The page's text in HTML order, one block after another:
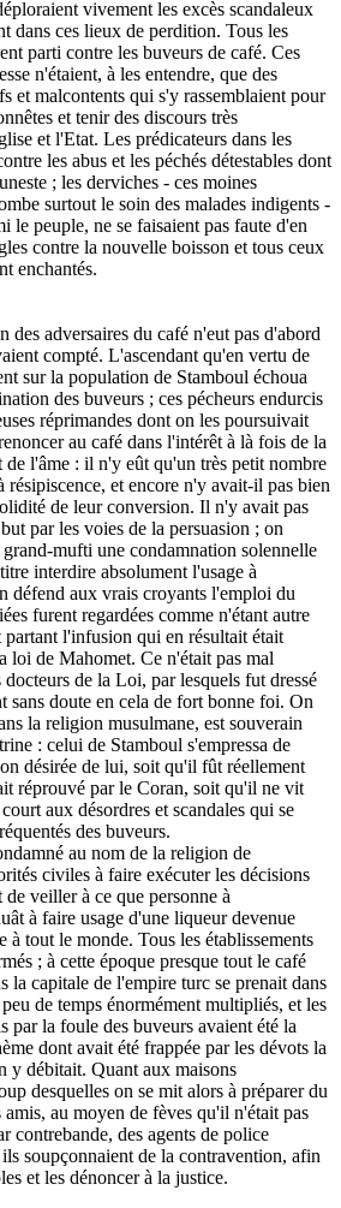
vivement les excès scandaleux
dans ces lieux de perdition. Tous les
parti contre les buveurs de café. Ces
n'étaient, à les entendre, que des
et malcontents qui s'y rassemblaient pour
et tenir des discours très
et l'Etat. Les prédicateurs dans les
les abus et les péchés détestables dont
; les derviches - ces moines
surtout le soin des malades indigents -
le peuple, ne se faisaient pas faute d'en
contre la nouvelle boisson et tous ceux
enchantés.
des adversaires du café n'eut pas d'abord
compté. L'ascendant qu'en vertu de
sur la population de Stamboul échoua
des buveurs ; ces pécheurs endurcis
réprimandes dont on les poursuivait
au café dans l'intérêt à là fois de la
de l'âme : il n'y eût qu'un très petit nombre
résipiscence, et encore n'y avait-il pas bien
de leur conversion. Il n'y avait pas
par les voies de la persuasion ; on
mufti une condamnation solennelle
interdire absolument l'usage à
défend aux vrais croyants l'emploi du
furent regardées comme n'étant autre
partant l'infusion qui en résultait était
loi de Mahomet. Ce n'était pas mal
de la Loi, par lesquels fut dressé
sans doute en cela de fort bonne foi. On
la religion musulmane, est souverain
: celui de Stamboul s'empressa de
désirée de lui, soit qu'il fût réellement
réprouvé par le Coran, soit qu'il ne vit
aux désordres et scandales qui se
des buveurs.
au nom de la religion de
civiles à faire exécuter les décisions
veiller à ce que personne à
à faire usage d'une liqueur devenue
à tout le monde. Tous les établissements
; à cette époque presque tout le café
la capitale de l'empire turc se prenait dans
de temps énormément multipliés, et les
par la foule des buveurs avaient été la
dont avait été frappée par les dévots la
y débitait. Quant aux maisons
desquelles on se mit alors à préparer du
au moyen de fèves qu'il n'était pas
contrebande, des agents de police
soupçonnaient de la contravention, afin
et les dénoncer à la justice.